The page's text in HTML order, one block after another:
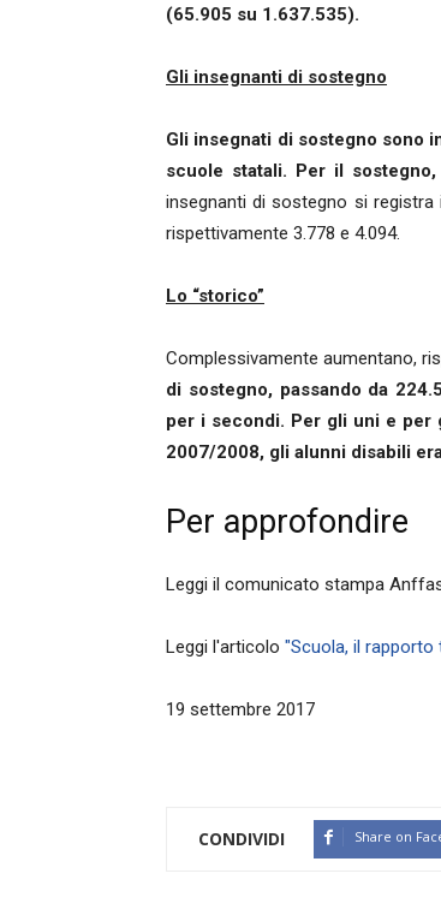
(65.905 su 1.637.535).
Gli insegnanti di sostegno
Gli insegnati di sostegno sono
scuole statali. Per il
insegnanti di sostegno si registra
rispettivamente 3.778 e 4.094.
Lo “storico”
Complessivamente aumentano,
di sostegno, passando da
per i secondi. Per gli uni e per
2007/2008, gli alunni disabili
Per approfondire
Leggi il comunicato stampa
Leggi l'articolo "Scuola, il rapporto
19 settembre 2017
CONDIVIDI Share on